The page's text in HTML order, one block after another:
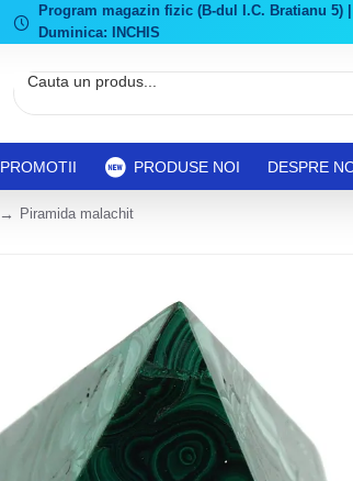
Program magazin fizic (B-dul I.C. Bratianu 5) |
Duminica: INCHIS
PROMOTII PRODUSE NOI DESPRE
Piramida malachit